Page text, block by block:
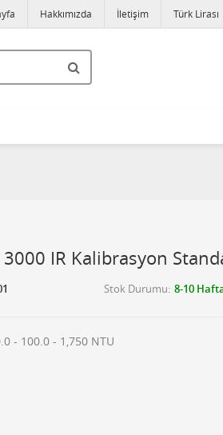
Türk Lirası
Hakkımızda İletişim
IR Kalibrasyon
Stok Durumu 8-10
- 100.0 - 1,750 NTU